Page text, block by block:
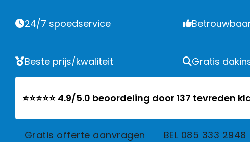
24/7 spoedservice
Beste prijs/kwaliteit Gratis
⭐⭐⭐⭐⭐ 4.9/5.0 beoordeling door 137 tevreden
Gratis offerte aanvragen BEL 085 333 2948